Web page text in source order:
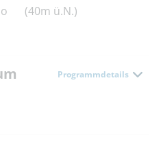
(40m ü.N.)
Programmdetails